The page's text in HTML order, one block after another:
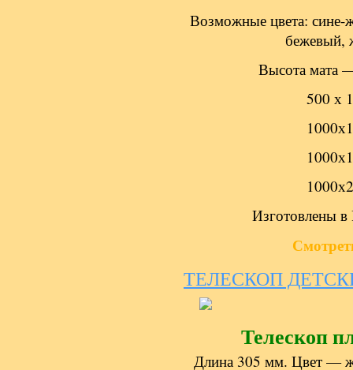
Возможные цвета: сине-
бежевый,
Высота мата
500 х
Изготовлены в
ТЕЛЕСКОП
Телескоп
Длина 305 мм. Цвет —